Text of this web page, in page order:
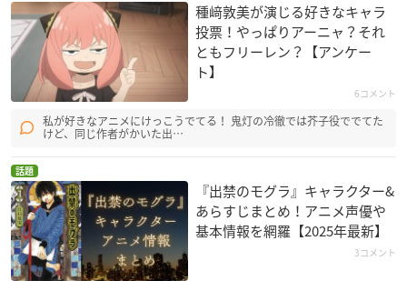
鬼灯の冷徹（第弐
期）
芥子
宝石の国
ネプチュナイト
シルバニアファミリ
ーミニストーリー
ショコラウサギの女
ノラと皇女と野良猫
ハート
明日原ユウキ
6HP
羽仁はるか
響け！ユーフォニア
種﨑敦美が演じる好きなキャラ
投票！やっぱりアーニャ？それ
ともフリーレン？【アンケー
ト】
6コメント
私が好きなアニメにけっこうでてる！ 鬼灯の冷徹では芥子役ででてた
けど、同じ作者がかいた出…
話題
『出禁のモグラ』キャラクター&
あらすじまとめ！アニメ声優や
基本情報を網羅【2025年最新】
3コメント